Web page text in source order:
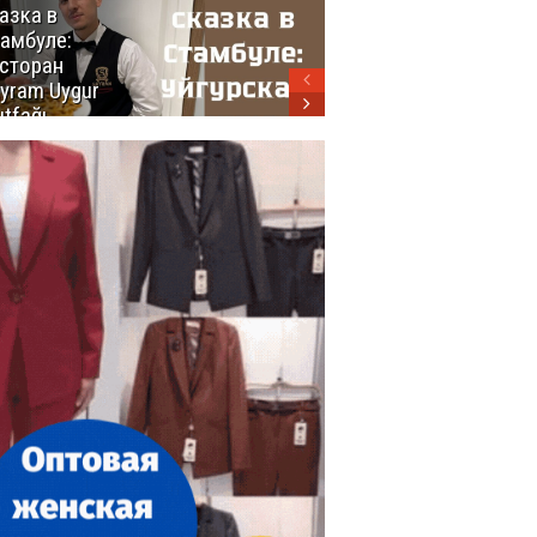
в
Uygur